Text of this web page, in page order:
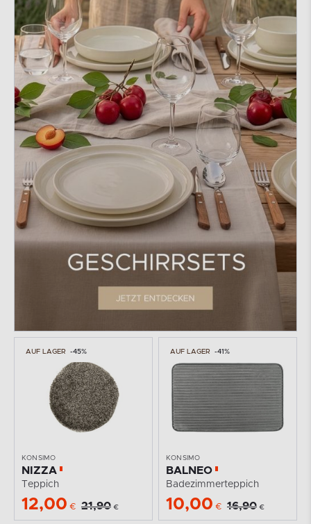
AUF LAGER -45%
KONSIMO
NIZZA
Teppich
12,00 € 21,90 €
AUF LAGER -41%
KONSIMO
BALNEO
Badezimmerteppich
10,00 € 16,90 €